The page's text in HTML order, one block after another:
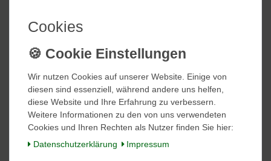
Mein Konto
Login
Informationen
Kontakt
Zahlung und Versand
Über Uns
Vertrag widerrufen
Cookies
Wir nutzen Cookies auf unserer Website. Einige von
diesen sind essenziell, während andere uns helfen,
diese Website und Ihre Erfahrung zu verbessern.
Weitere Informationen zu den von uns verwendeten
Cookies und Ihren Rechten als Nutzer finden Sie hier:
Daten­schutz­erklärung
Impressum